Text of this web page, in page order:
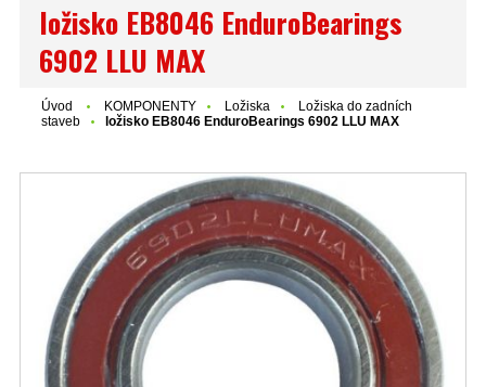
ložisko EB8046 EnduroBearings
6902 LLU MAX
Úvod KOMPONENTY Ložiska
Ložiska do zadních
staveb
ložisko EB8046 EnduroBearings 6902 LLU MAX